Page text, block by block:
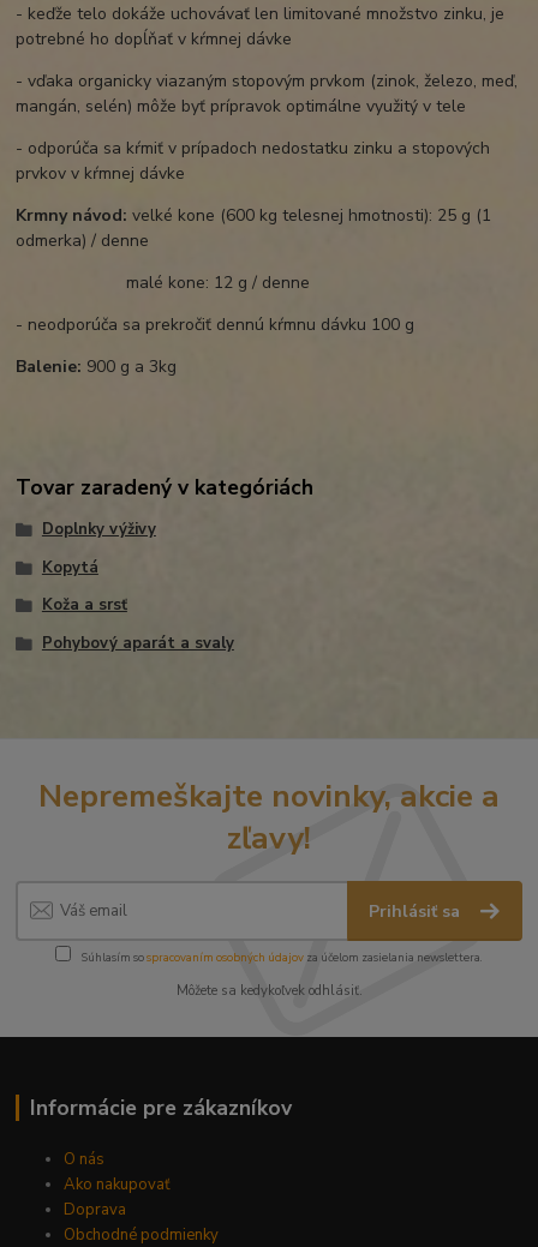
- keďže telo dokáže uchovávať len limitované množstvo zinku, je
potrebné ho dopĺňať v kŕmnej dávke
- vďaka organicky viazaným stopovým prvkom (zinok, železo, meď,
mangán, selén) môže byť prípravok optimálne využitý v tele
- odporúča sa kŕmiť v prípadoch nedostatku zinku a stopových
prvkov v kŕmnej dávke
Krmny návod: velké kone (600 kg telesnej hmotnosti): 25 g (1
odmerka) / denne
malé kone: 12 g / denne
- neodporúča sa prekročiť dennú kŕmnu dávku 100 g
Balenie: 900 g a 3kg
Tovar zaradený v kategóriách
Doplnky výživy
Kopytá
Koža a srsť
Pohybový aparát a svaly
Nepremeškajte novinky, akcie a
zľavy!
Prihlásiť sa
Súhlasím sospracovaním osobných údajov za účelom zasielania newslettera.
Môžete sa kedykoľvek odhlásiť.
Informácie pre zákazníkov
O nás
Ako nakupovať
Doprava
Obchodné podmienky